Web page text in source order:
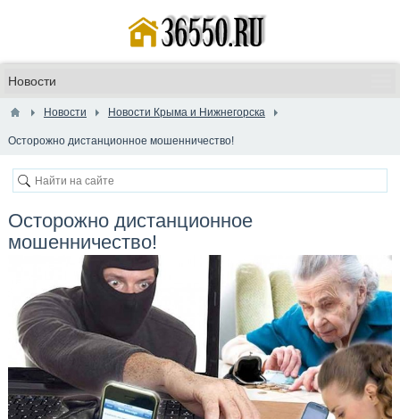
Новости Новости Крыма и Нижнегорска
Осторожно дистанционное мошенничество!
Осторожно дистанционное
мошенничество!